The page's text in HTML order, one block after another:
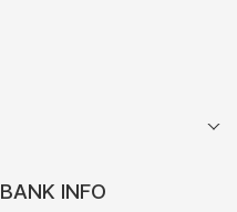
BANK INFO